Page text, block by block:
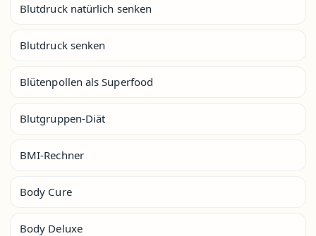
Blutdruck natürlich senken
Blutdruck senken
Blütenpollen als Superfood
Blutgruppen-Diät
BMI-Rechner
Body Cure
Body Deluxe